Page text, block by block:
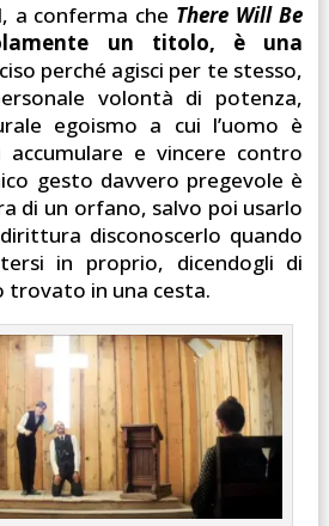
a conferma che There Will Be
un titolo, è una
perché agisci per te stesso,
volontà di potenza,
egoismo a cui l’uomo è
accumulare e vincere contro
gesto davvero pregevole è
di un orfano, salvo poi usarlo
disconoscerlo quando
in proprio, dicendogli di
trovato in una cesta.